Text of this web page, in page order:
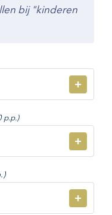
bij "kinderen
+
p.p.)
+
+